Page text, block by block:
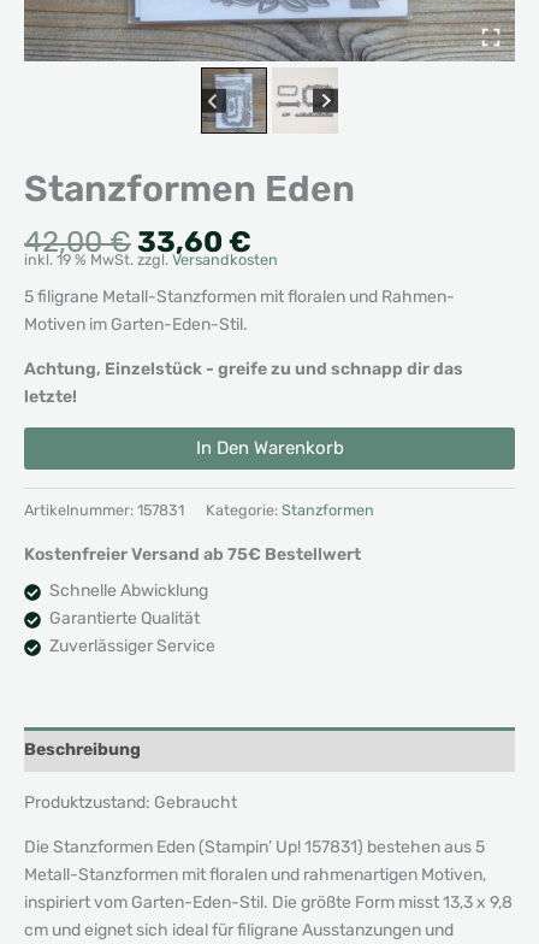
Stanzformen Eden
42,00€Ursprünglicher
Preis
war:
42,00 €
33,60 €
Preis
ist:
inkl. 19 % MwSt. zzgl. Versandkosten
5 filigrane Metall-Stanzformen mit floralen und Rahmen-
Motiven im Garten-Eden-Stil.
Achtung, Einzelstück - greife zu und schnapp dir das
letzte!
Stanzformen
In Den Warenkorb
Alternative:
Artikelnummer: 157831 Kategorie: Stanzformen
Kostenfreier Versand ab 75€ Bestellwert
Schnelle Abwicklung
Garantierte Qualität
Zuverlässiger Service
Beschreibung
Produktzustand: Gebraucht
Die Stanzformen Eden (Stampin’ Up! 157831) bestehen aus 5
Metall-Stanzformen mit floralen und rahmenartigen Motiven,
inspiriert vom Garten-Eden-Stil. Die größte Form misst 13,3 x 9,8
cm und eignet sich ideal für filigrane Ausstanzungen und